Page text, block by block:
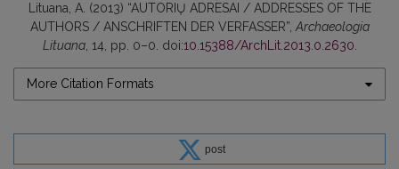
Lituana, A. (2013) “AUTORIŲ ADRESAI / ADDRESSES OF THE
AUTHORS / ANSCHRIFTEN DER VERFASSER”, Archaeologia
Lituana, 14, pp. 0–0. doi:10.15388/ArchLit.2013.0.2630
More Citation Formats
post